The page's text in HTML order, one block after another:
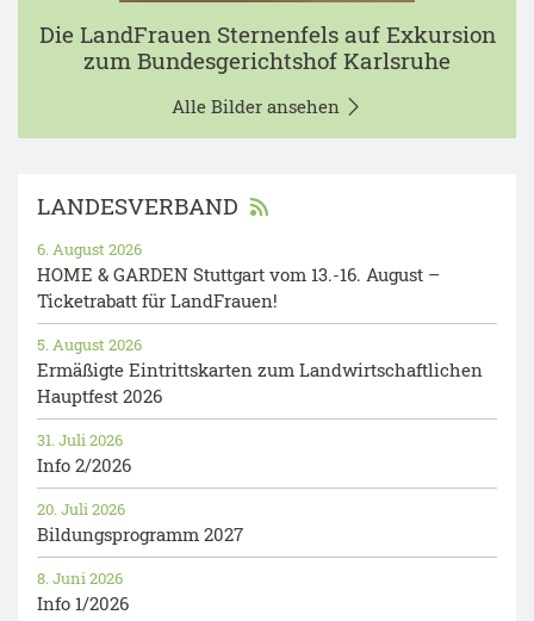
Die LandFrauen Sternenfels auf Exkursion
zum Bundesgerichtshof Karlsruhe
Alle Bilder ansehen
LANDESVERBAND
HOME & GARDEN Stuttgart vom 13.-16. August –
Ticketrabatt für LandFrauen!
6. August 2026
Ermäßigte Eintrittskarten zum Landwirtschaftlichen
Hauptfest 2026
5. August 2026
Info 2/2026
31. Juli 2026
Bildungsprogramm 2027
20. Juli 2026
Info 1/2026
8. Juni 2026